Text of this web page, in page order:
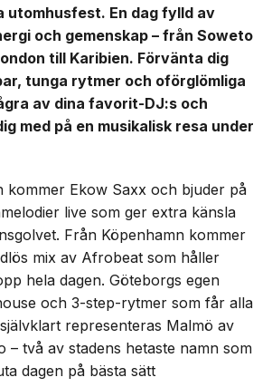
utomhusfest. En dag fylld av
och gemenskap – från Soweto
till Karibien. Förvänta dig
tunga rytmer och oförglömliga
av dina favorit-DJ:s och
med på en musikalisk resa under
kommer Ekow Saxx och bjuder på
live som ger extra känsla
Från Köpenhamn kommer
mix av Afrobeat som håller
hela dagen. Göteborgs egen
och 3-step-rytmer som får alla
representeras Malmö av
– två av stadens hetaste namn som
dagen på bästa sätt